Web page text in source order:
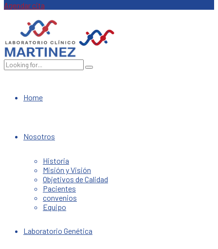
Agendar cita
Home
Nosotros
Historia
Misión y Visión
Objetivos de Calidad
Pacientes
convenios
Equipo
Laboratorio Genética